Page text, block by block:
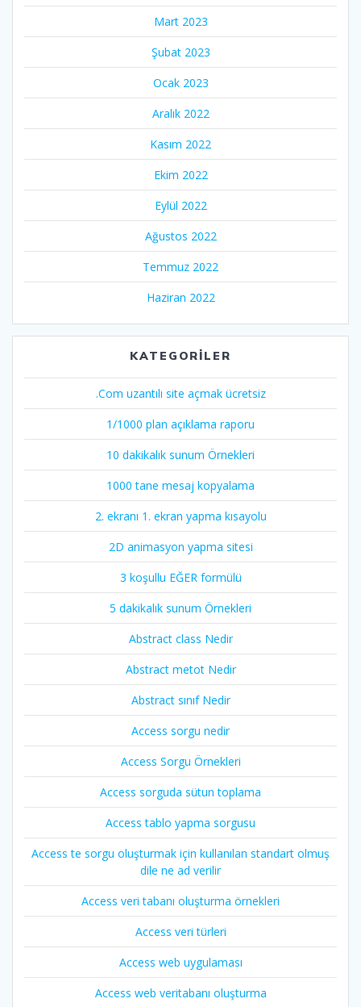
Mart 2023
Şubat 2023
Ocak 2023
Aralık 2022
Kasım 2022
Ekim 2022
Eylül 2022
Ağustos 2022
Temmuz 2022
Haziran 2022
KATEGORILER
.Com uzantılı site açmak ücretsiz
1/1000 plan açıklama raporu
10 dakikalık sunum Örnekleri
1000 tane mesaj kopyalama
2. ekranı 1. ekran yapma kısayolu
2D animasyon yapma sitesi
3 koşullu EĞER formülü
5 dakikalık sunum Örnekleri
Abstract class Nedir
Abstract metot Nedir
Abstract sınıf Nedir
Access sorgu nedir
Access Sorgu Örnekleri
Access sorguda sütun toplama
Access tablo yapma sorgusu
Access te sorgu oluşturmak için kullanılan standart olmuş
dile ne ad verilir
Access veri tabanı oluşturma örnekleri
Access veri türleri
Access web uygulaması
Access web veritabanı oluşturma